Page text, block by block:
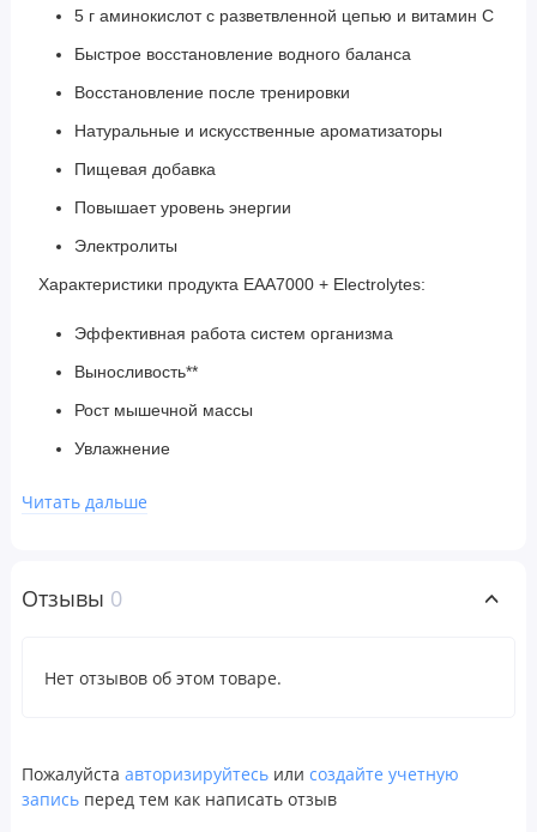
5 г аминокислот с разветвленной цепью и витамин C
Быстрое восстановление водного баланса
Восстановление после тренировки
Натуральные и искусственные ароматизаторы
Пищевая добавка
Повышает уровень энергии
Электролиты
Характеристики продукта EAA7000 + Electrolytes:
Эффективная работа систем организма
Выносливость**
Рост мышечной массы
Увлажнение
7 г незаменимых аминокислот в 1 порции
Без кофеина для использования в любое время
** Повышает выносливость за счет аминокислот с
разветвленной цепью.
Читать дальше
Отзывы 0
Нет отзывов об этом товаре.
Пожалуйста авторизируйтесь или создайте учетную
запись перед тем как написать отзыв